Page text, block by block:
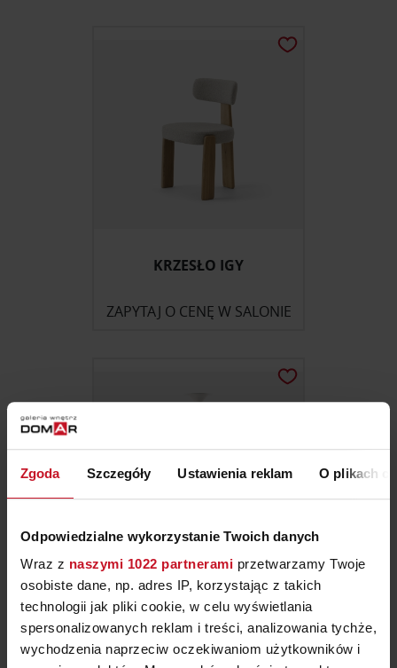
Zgoda Szczegóły Ustawienia reklam O plikach
Odpowiedzialne wykorzystanie Twoich danych
Wraz z naszymi 1022 partnerami przetwarzamy Twoje
osobiste dane, np. adres IP, korzystając z takich
technologii jak pliki cookie, w celu wyświetlania
spersonalizowanych reklam i treści, analizowania tychże,
wychodzenia naprzeciw oczekiwaniom użytkowników i
KRZESŁO IGY
ZAPYTAJ O CENĘ W SALONIE
LAMPA WISZĄCA BELL
ZAPYTAJ O CENĘ W SALONIE